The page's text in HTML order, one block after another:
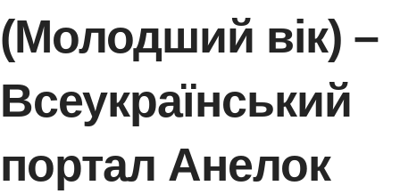
(Молодший вік) –
Всеукраїнський
портал Анелок